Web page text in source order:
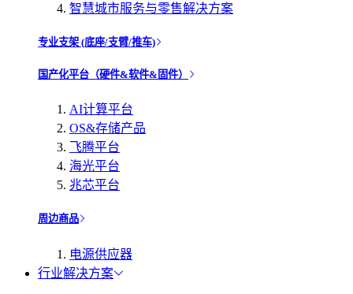
智慧城市服务与零售解决方案
专业支架 (底座/支臂/推车)
国产化平台（硬件&软件&固件）
AI计算平台
OS&存储产品
飞腾平台
海光平台
兆芯平台
周边商品
电源供应器
行业解决方案